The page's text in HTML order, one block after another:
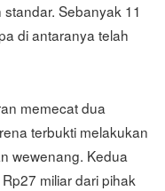
Sebanyak 11
di antaranya telah
memecat dua
terbukti melakukan
wewenang. Kedua
miliar dari pihak